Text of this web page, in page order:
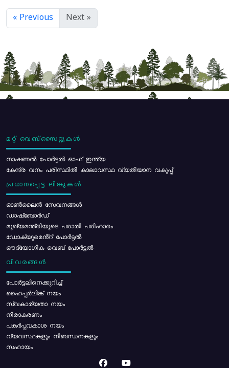
« Previous Next »
മറ്റ് വെബ്സൈറ്റുകൾ
നാഷണൽ പോർട്ടൽ ഓഫ് ഇന്ത്യ
കേന്ദ്ര വനം പരിസ്ഥിതി കാലാവസ്ഥ വ്യതിയാന വകുപ്പ്
പ്രധാനപ്പെട്ട ലിങ്കുകൾ
ഓൺലൈൻ സേവനങ്ങൾ
ഡാഷ്ബോർഡ്
മുഖ്യമന്ത്രിയുടെ പരാതി പരിഹാരം
ഡോക്യുമെൻ്റ് പോർട്ടൽ
ഔദ്യോഗിക വെബ് പോർട്ടൽ
വിവരങ്ങൾ
പോര്‍ട്ടലിനെക്കുറിച്ച്
ഹൈപ്പർലിങ്ക് നയം
സ്വകാര്യതാ നയം
നിരാകരണം
പകർപ്പവകാശ നയം
വ്യവസ്ഥകളും നിബന്ധനകളും
സഹായം